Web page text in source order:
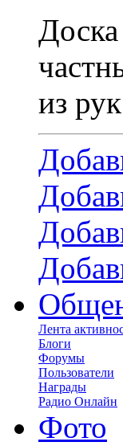
из
Лента
Блоги
Форумы
Пользователи
Награды
Радио Онлайн
Фото